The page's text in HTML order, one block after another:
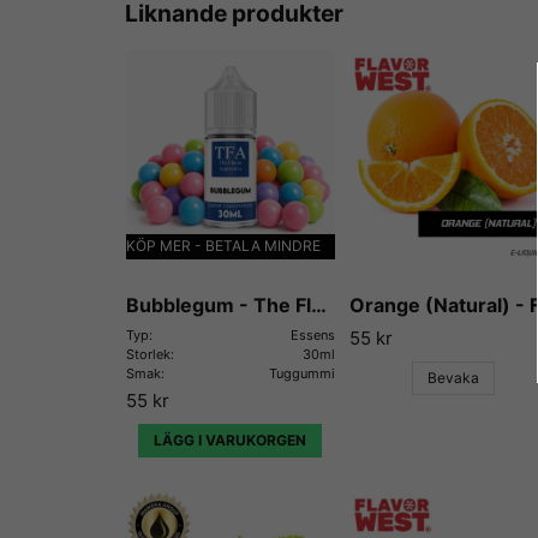
Liknande produkter
KÖP MER - BETALA MINDRE
Bubblegum - The Flavor Apprentice
Typ:
Essens
Storlek:
30ml
Smak:
Tuggummi
55 kr
LÄGG I VARUKORGEN
55 kr
Bevaka